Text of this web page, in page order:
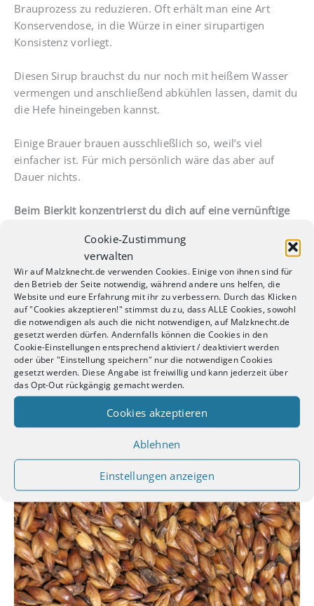
Cookie-Zustimmung
verwalten
Wir auf Malzknecht.de verwenden Cookies. Einige von ihnen sind für
den Betrieb der Seite notwendig, während andere uns helfen, die
Website und eure Erfahrung mit ihr zu verbessern. Durch das Klicken
auf "Cookies akzeptieren!" stimmst du zu, dass ALLE Cookies, sowohl
die notwendigen als auch die nicht notwendigen, auf Malzknecht.de
gesetzt werden dürfen. Andernfalls können die Cookies in den
Cookie-Einstellungen entsprechend aktiviert / deaktiviert werden
oder über "Einstellung speichern" nur die notwendigen Cookies
gesetzt werden. Diese Angabe ist freiwillig und kann jederzeit über
das Opt-Out rückgängig gemacht werden.
Cookies akzeptieren
Ablehnen
Einstellungen anzeigen
Brauprozess zu reduzieren. Oft erhält man eine Art
Konservendose, in die Würze in einer sirupartigen
Konsistenz vorliegt.
Diesen Sirup brauchst du nur noch mit heißem Wasser
vermengen und anschließend abkühlen lassen, damit du
die Hefe hineingeben kannst.
Einige Brauer brauen ausschließlich so, weil’s viel
einfacher ist. Für mich persönlich wäre das aber auf
Dauer nichts.
Beim Bierkit konzentrierst du dich auf eine vernünftige
Hopfengaben machen. Am Ende geht’s dann nur noch
ums Abfüllen und um die Karbonisierung.
Das kann von Vorteil sein, da du so den Prozess
reduzierst und dich erstmal weiter ins Thema einlesen
kannst.
Übrigens:Ich habe selbst mit einem Bierkit angefangen!
Das hat trotz der fehlenden Prozessschritte einen
Riesenspaß gemacht.
Mit der Malzmischung zum ersten eigenen Bier?